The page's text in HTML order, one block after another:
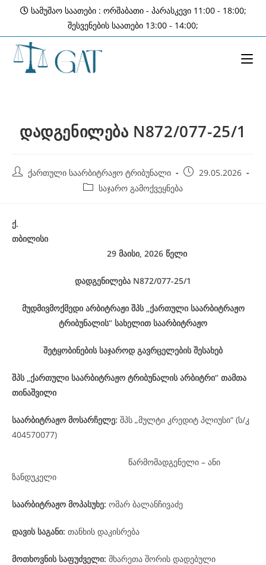
content
სამუშაო საათები : ორშაბათი - პარასკევი 11:00 - 18:00;
შესვენების საათები 13:00 - 14:00;
დადგენილება N872/077-25/1
Post ქართული საარბიტრაჟო ტრიბუნალი
Post 29.05.2026
Post საჯარო გამოქვეყნება
ქ.
თბილისი
29 მაისი, 2026 წელი
დადგენილება N872/077-25/1
მუდმივმოქმედი არბიტრაჟი შპს „ქართული საარბიტრაჟო
ტრიბუნალის“ სახელით საარბიტრაჟო
შეტყობინების საჯაროდ გავრცელების შესახებ
შპს „ქართული საარბიტრაჟო ტრიბუნალის არბიტრი“ თამთა
თინაშვილი
საარბიტრაჟო მოსარჩელე: შპს „მულტი კრედიტ პლიუსი“ (ს/კ
404570077)
წარმომადგენელი – ანი
ზანდუკელი
საარბიტრაჟო მოპასუხე: ომარ ბალანჩივაძე
დავის საგანი: თანხის დაკისრება
მოთხოვნის საფუძველი: მხარეთა შორის დადებული